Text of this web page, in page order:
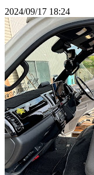
2024/09/17 18:24